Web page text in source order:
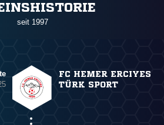
seit 1997
FC HEMER ERCIYES
TÜRK SPORT